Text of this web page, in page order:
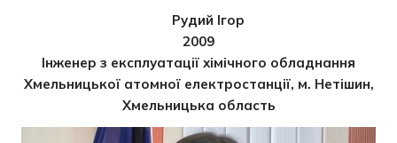
Рудий Ігор
2009
Інженер з експлуатації хімічного обладнання
Хмельницької атомної електростанції, м. Нетішин,
Хмельницька область